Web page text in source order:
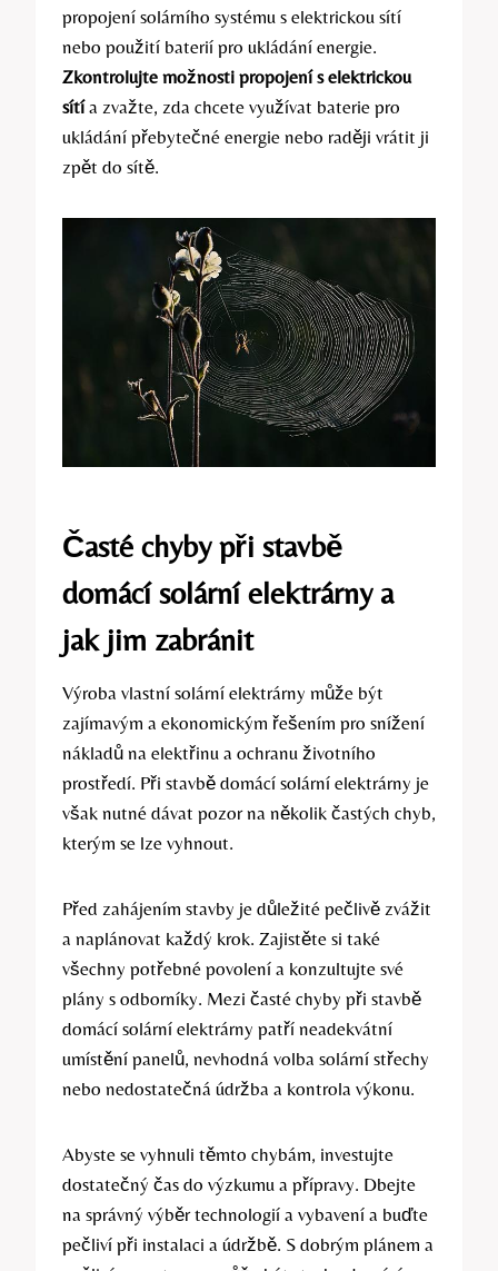
propojení solárního systému s elektrickou sítí
nebo použití baterií pro ukládání energie.
Zkontrolujte možnosti propojení s elektrickou
sítía zvažte, zda chcete využívat baterie pro
ukládání přebytečné energie nebo raději vrátit ji
zpět do sítě.
Časté chyby při stavbě
domácí solární elektrárny a
jak jim zabránit
Výroba vlastní solární elektrárny může být
zajímavým a ekonomickým řešením pro snížení
nákladů na elektřinu a ochranu životního
prostředí. Při stavbě domácí solární elektrárny je
však nutné dávat pozor na několik častých chyb,
kterým se lze vyhnout.
Před zahájením stavby je důležité pečlivě zvážit
a naplánovat každý krok. Zajistěte si také
všechny potřebné povolení a konzultujte své
plány s odborníky. Mezi časté chyby při stavbě
domácí solární elektrárny patří neadekvátní
umístění panelů, nevhodná volba solární střechy
nebo nedostatečná údržba a kontrola výkonu.
Abyste se vyhnuli těmto chybám, investujte
dostatečný čas do výzkumu a přípravy. Dbejte
na správný výběr technologií a vybavení a buďte
pečliví při instalaci a údržbě. S dobrým plánem a